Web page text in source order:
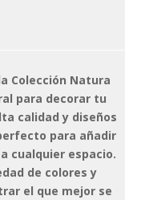
Colección Natura
para decorar tu
calidad y diseños
para añadir
cualquier espacio.
de colores y
el que mejor se